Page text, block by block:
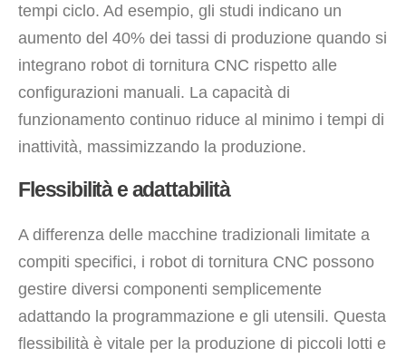
tempi ciclo. Ad esempio, gli studi indicano un
aumento del 40% dei tassi di produzione quando si
integrano robot di tornitura CNC rispetto alle
configurazioni manuali. La capacità di
funzionamento continuo riduce al minimo i tempi di
inattività, massimizzando la produzione.
Flessibilità e adattabilità
A differenza delle macchine tradizionali limitate a
compiti specifici, i robot di tornitura CNC possono
gestire diversi componenti semplicemente
adattando la programmazione e gli utensili. Questa
flessibilità è vitale per la produzione di piccoli lotti e